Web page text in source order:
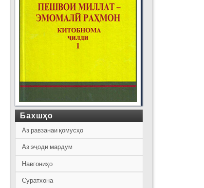
Бахшҳо
Аз равзанаи қомусҳо
Аз эҷоди мардум
Навгониҳо
Суратхона